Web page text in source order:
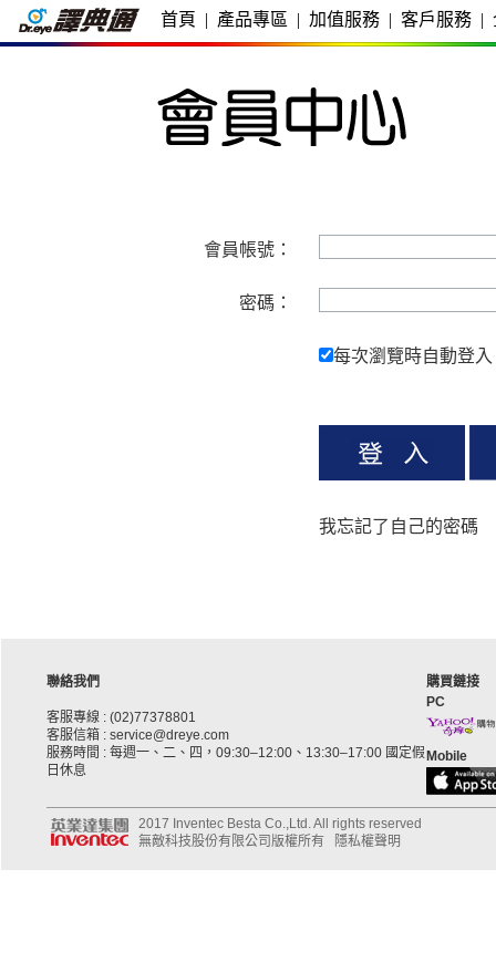
首頁 | 產品專區 | 加值服務 | 客戶服務 |
會員帳號：
密碼：
每次瀏覽時自動登入
我忘記了自己的密碼
聯絡我們
客服專線 : (02)77378801
客服信箱 : service@dreye.com
服務時間 : 每週一、二、四，09:30–12:00、13:30–17:00 國定假
日休息
購買鏈接
PC
Mobile
2017 Inventec Besta Co.,Ltd. All rights reserved
無敵科技股份有限公司版權所有
隱私權聲明